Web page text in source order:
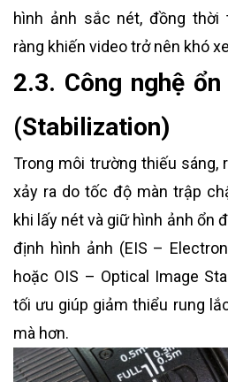
hình ảnh sắc nét, đồng thời
ràng khiến video trở nên khó
2.3. Công nghệ
(Stabilization)
Trong môi trường thiếu sáng,
xảy ra do tốc độ màn trập
khi lấy nét và giữ hình ảnh ổn
định hình ảnh (EIS –
hoặc OIS – Optical Image
tối ưu giúp giảm thiểu rung
mà hơn.